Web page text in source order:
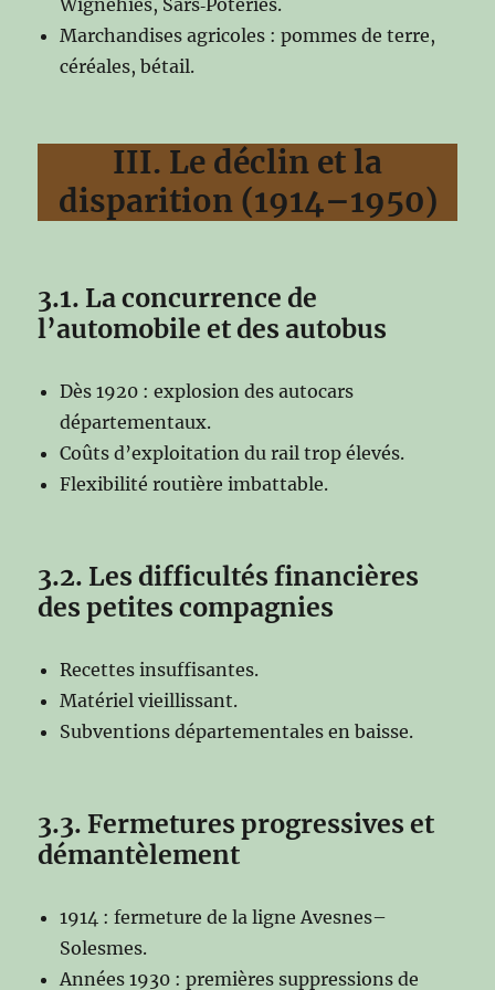
Marchandises agricoles : pommes de terre,
céréales, bétail.
III. Le déclin et la
disparition (1914–1950)
3.1. La concurrence de
l’automobile et des autobus
Dès 1920 : explosion des autocars
départementaux.
Coûts d’exploitation du rail trop élevés.
Flexibilité routière imbattable.
3.2. Les difficultés financières
des petites compagnies
Recettes insuffisantes.
Matériel vieillissant.
Subventions départementales en baisse.
3.3. Fermetures progressives et
démantèlement
1914 : fermeture de la ligne Avesnes–
Solesmes.
Années 1930 : premières suppressions de